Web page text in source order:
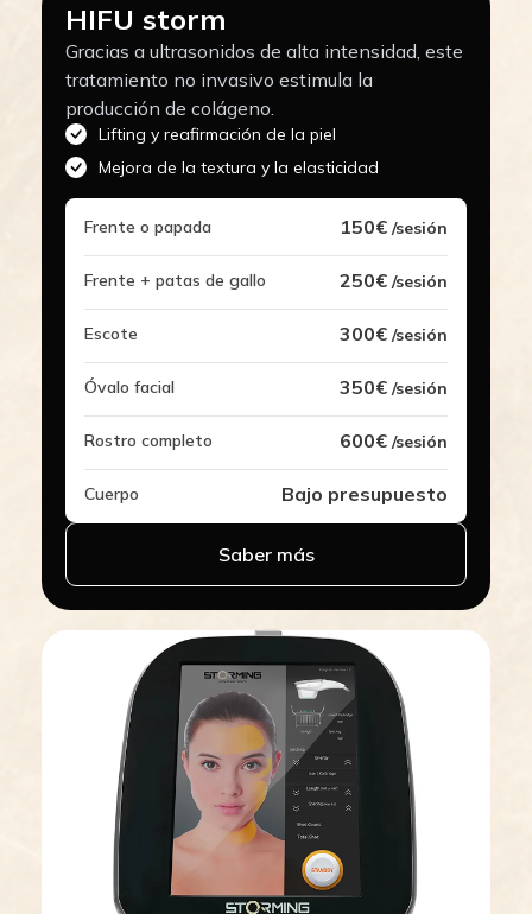
HIFU storm
Gracias a ultrasonidos de alta intensidad, este
tratamiento no invasivo estimula la
producción de colágeno.
Lifting y reafirmación de la piel
Mejora de la textura y la elasticidad
Frente o papada 150€ /sesión
Frente + patas de gallo 250€ /sesión
Escote 300€ /sesión
Óvalo facial 350€ /sesión
Rostro completo 600€ /sesión
Cuerpo Bajo presupuesto
Saber más